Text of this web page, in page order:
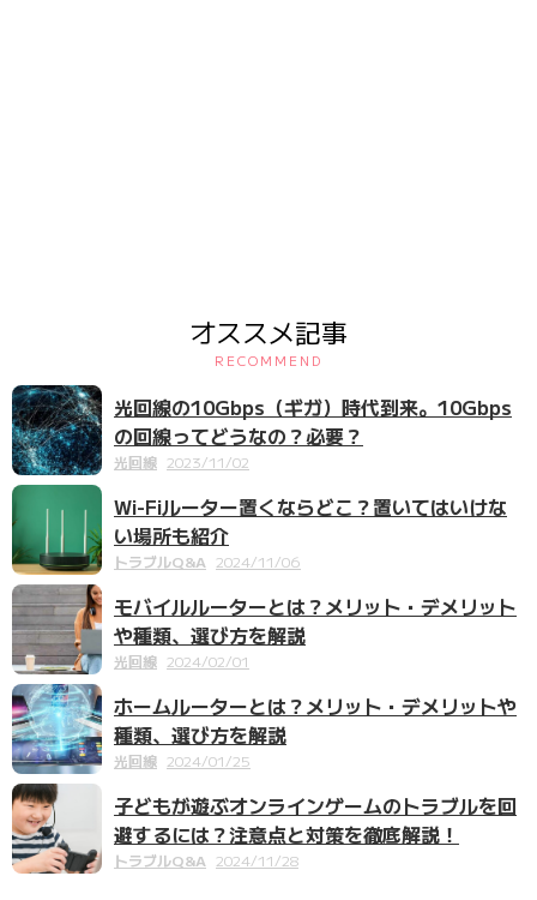
オススメ記事
RECOMMEND
光回線の10Gbps（ギガ）時代到来。10Gbps
の回線ってどうなの？必要？
光回線 2023/11/02
Wi-Fiルーター置くならどこ？置いてはいけな
い場所も紹介
トラブルQ&A 2024/11/06
モバイルルーターとは？メリット・デメリット
や種類、選び方を解説
光回線 2024/02/01
ホームルーターとは？メリット・デメリットや
種類、選び方を解説
光回線 2024/01/25
子どもが遊ぶオンラインゲームのトラブルを回
避するには？注意点と対策を徹底解説！
トラブルQ&A 2024/11/28